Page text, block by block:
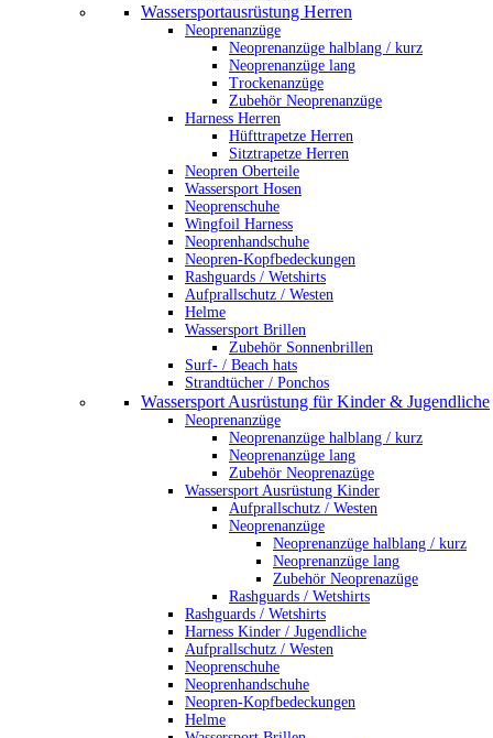
Wassersportausrüstung Herren
Neoprenanzüge
Neoprenanzüge halblang / kurz
Neoprenanzüge lang
Trockenanzüge
Zubehör Neoprenanzüge
Harness Herren
Hüfttrapetze Herren
Sitztrapetze Herren
Neopren Oberteile
Wassersport Hosen
Neoprenschuhe
Wingfoil Harness
Neoprenhandschuhe
Neopren-Kopfbedeckungen
Rashguards / Wetshirts
Aufprallschutz / Westen
Helme
Wassersport Brillen
Zubehör Sonnenbrillen
Surf- / Beach hats
Strandtücher / Ponchos
Wassersport Ausrüstung für Kinder & Jugendliche
Neoprenanzüge
Neoprenanzüge halblang / kurz
Neoprenanzüge lang
Zubehör Neoprenazüge
Wassersport Ausrüstung Kinder
Aufprallschutz / Westen
Neoprenanzüge
Neoprenanzüge halblang / kurz
Neoprenanzüge lang
Zubehör Neoprenazüge
Rashguards / Wetshirts
Rashguards / Wetshirts
Harness Kinder / Jugendliche
Aufprallschutz / Westen
Neoprenschuhe
Neoprenhandschuhe
Neopren-Kopfbedeckungen
Helme